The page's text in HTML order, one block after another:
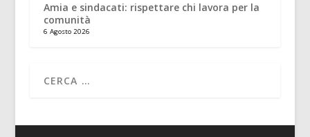
Amia e sindacati: rispettare chi lavora per la
comunità
6 Agosto 2026